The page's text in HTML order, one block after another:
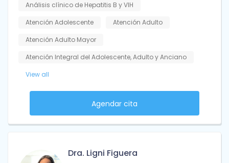
Análisis clínico de Hepatitis B y VIH
Atención Adolescente
Atención Adulto
Atención Adulto Mayor
Atención Integral del Adolescente, Adulto y Anciano
View all
Agendar cita
Dra. Ligni Figuera